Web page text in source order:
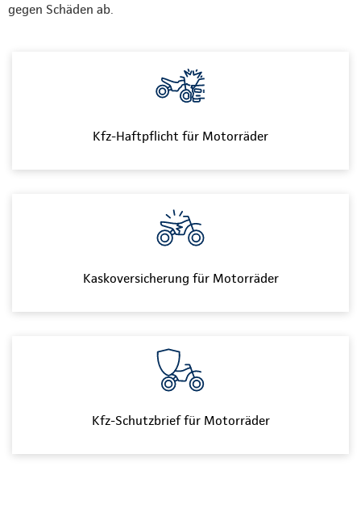
gegen Schäden ab.
Kfz-Haftpflicht für Motorräder
Kaskoversicherung für Motorräder
Kfz-Schutzbrief für Motorräder